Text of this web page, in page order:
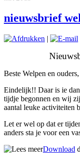
nieuwsbrief
|
Beste Welpen en ouders,
Eindelijk!! Daar is ie
tijdje begonnen en wij
aantal leuke activiteiten
Let er wel op dat er
anders sta je voor een
Download